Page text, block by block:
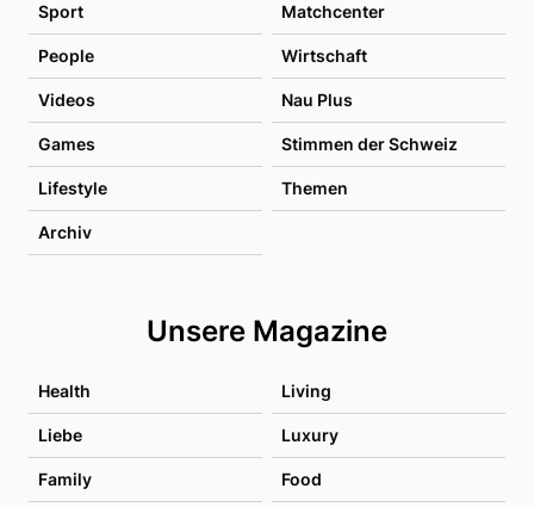
Sport Matchcenter
People Wirtschaft
Videos Nau Plus
Games Stimmen der Schweiz
Lifestyle Themen
Archiv
Unsere Magazine
Health Living
Liebe Luxury
Family Food